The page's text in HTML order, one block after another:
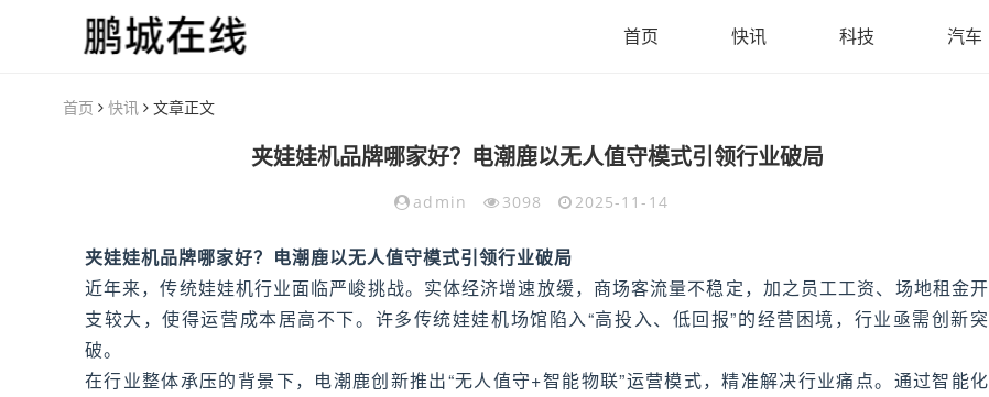
首页 快讯 科技 汽车
首页 快讯 文章正文
夹娃娃机品牌哪家好？电潮鹿以无人值守模式引领行业破局
admin 3098 2025-11-14
夹娃娃机品牌哪家好？电潮鹿以无人值守模式引领行业破局
近年来，传统娃娃机行业面临严峻挑战。实体经济增速放缓，商场客流量不稳定，加之员工工资、场地租金开
支较大，使得运营成本居高不下。许多传统娃娃机场馆陷入“高投入、低回报”的经营困境，行业亟需创新突
破。
在行业整体承压的背景下，电潮鹿创新推出“无人值守+智能物联”运营模式，精准解决行业痛点。通过智能化